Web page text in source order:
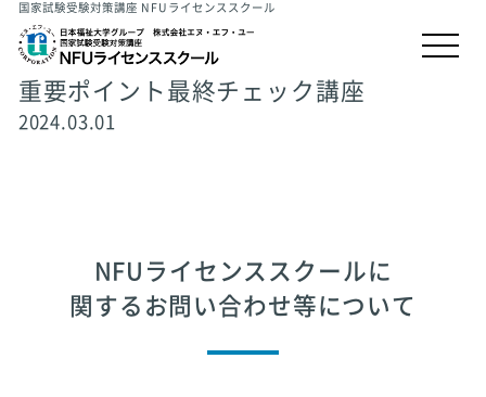
国家試験受験対策講座 NFUライセンススクール
重要ポイント最終チェック講座
2024.03.01
NFUライセンススクールに
関するお問い合わせ等について